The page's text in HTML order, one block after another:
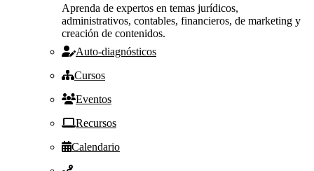
Aprenda de expertos en temas jurídicos,
administrativos, contables, financieros, de marketing y
creación de contenidos.
Auto-diagnósticos
Cursos
Eventos
Recursos
Calendario